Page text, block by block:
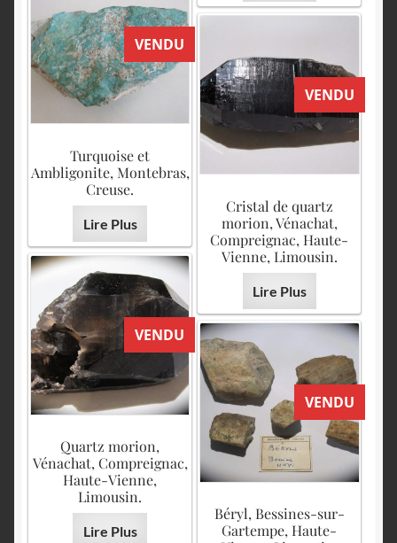
VENDU
Turquoise et
Ambligonite, Montebras,
Creuse.
Lire Plus
VENDU
Cristal de quartz
morion, Vénachat,
Compreignac, Haute-
Vienne, Limousin.
Lire Plus
VENDU
Quartz morion,
Vénachat, Compreignac,
Haute-Vienne,
Limousin.
Lire Plus
VENDU
Béryl, Bessines-sur-
Gartempe, Haute-